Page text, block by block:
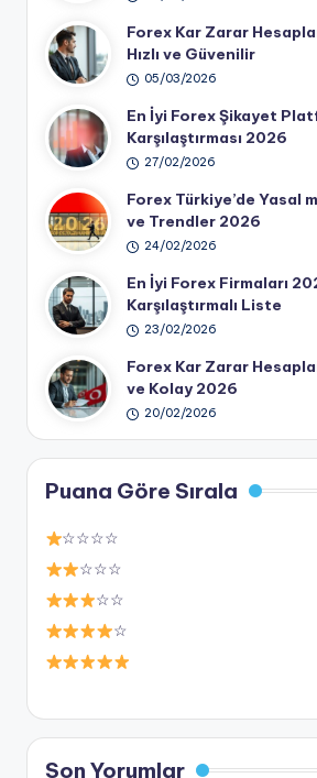
Forex Kar Zarar
Hızlı ve Güvenilir
05/03/2026
En İyi Forex Şikayet
Karşılaştırması 2026
27/02/2026
Forex Türkiye’de Yasal
ve Trendler 2026
24/02/2026
En İyi Forex Firmaları
Karşılaştırmalı Liste
23/02/2026
Forex Kar Zarar
ve Kolay 2026
20/02/2026
Puana Göre Sırala
☆☆☆☆
☆☆☆
☆☆
☆
Son Yorumlar